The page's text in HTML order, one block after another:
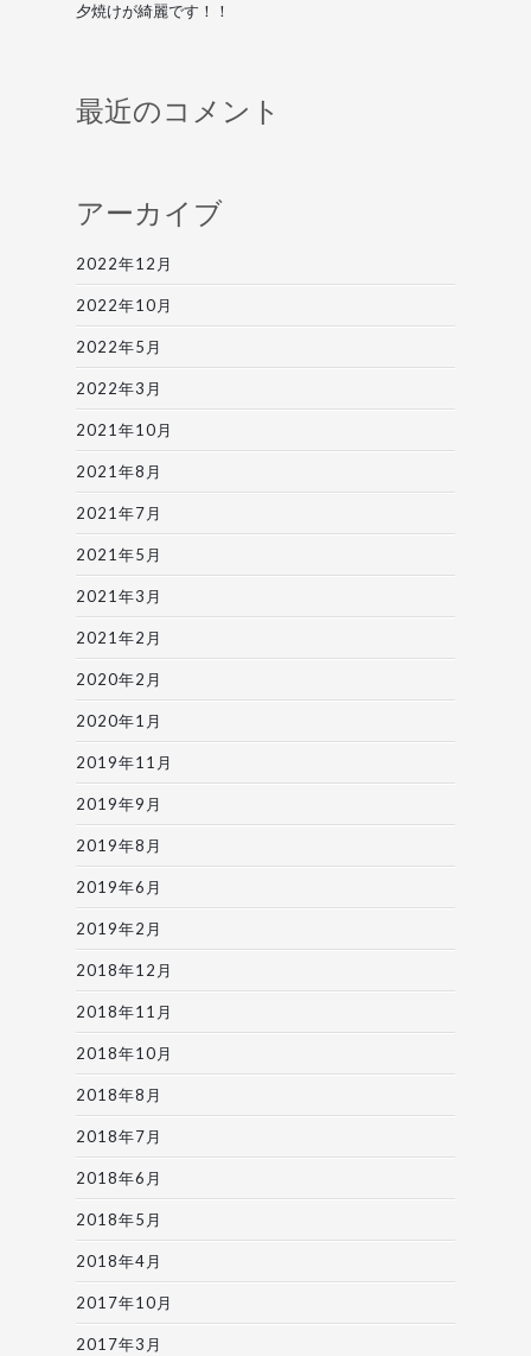
夕焼けが綺麗です！！
最近のコメント
アーカイブ
2022年12月
2022年10月
2022年5月
2022年3月
2021年10月
2021年8月
2021年7月
2021年5月
2021年3月
2021年2月
2020年2月
2020年1月
2019年11月
2019年9月
2019年8月
2019年6月
2019年2月
2018年12月
2018年11月
2018年10月
2018年8月
2018年7月
2018年6月
2018年5月
2018年4月
2017年10月
2017年3月